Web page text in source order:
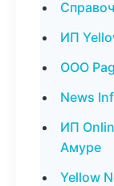
ИП
ООО
News
ИП
Амуре
Yellow